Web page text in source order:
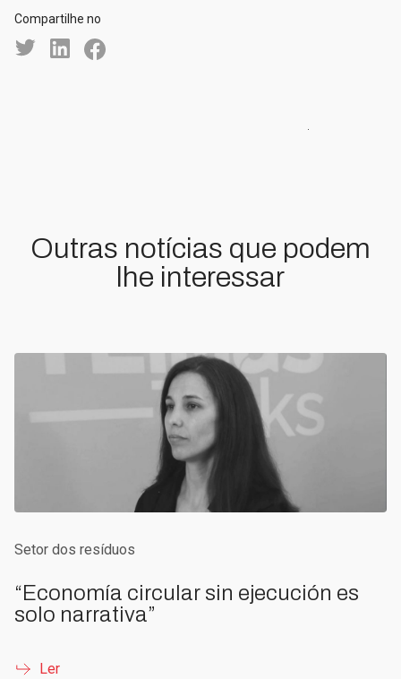
Compartilhe no
Outras notícias que podem
lhe interessar
Setor dos resíduos
“Economía circular sin ejecución es
solo narrativa”
Ler